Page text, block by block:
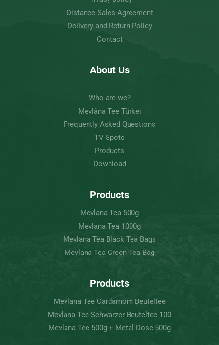
Distance Sales Agreement
Delivery and Return Policy
Contact
About Us
Who are we?
Mevlâna Tee Türkei
Frequently Asked Questions
TV-Spots
Products
Download
Products
Mevlana Tea 500g
Mevlana Tea 1000g
Mevlana Tea Black Tea Bags
Mevlana Tea Green Tea Bag
Products
Mevlana Tee Cardamom Beuteltee
Mevlana Tee Schwarzer Beuteltee 100
Mevlana Tee 500g + Metal Dose 500g